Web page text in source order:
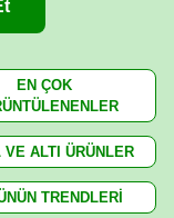
EN ÇOK
VE ALTI ÜRÜNLER
TRENDLERİ